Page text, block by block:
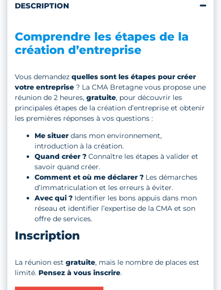
DESCRIPTION
Comprendre les étapes de la
création d’entreprise
Vous demandez quelles sont les étapes pour créer
votre entreprise ? La CMA Bretagne vous propose une
réunion de 2 heures, gratuite, pour découvrir les
principales étapes de la création d’entreprise et obtenir
les premières réponses à vos questions :
Me situer dans mon environnement,
introduction à la création.
Quand créer ? Connaître les étapes à valider et
savoir quand créer.
Comment et où me déclarer ? Les démarches
d’immatriculation et les erreurs à éviter.
Avec qui ? Identifier les bons appuis dans mon
réseau et identifier l’expertise de la CMA et son
offre de services.
Inscription
La réunion est gratuite, mais le nombre de places est
limité. Pensez à vous inscrire.